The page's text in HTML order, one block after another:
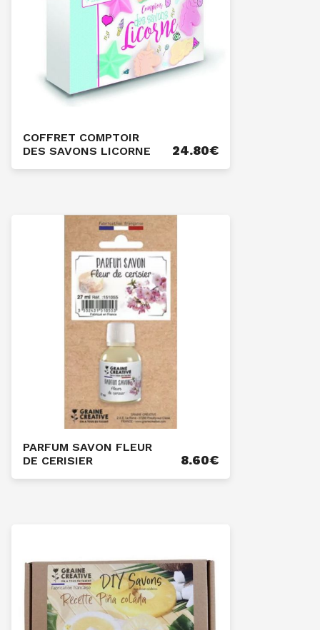
COFFRET COMPTOIR
DES SAVONS LICORNE
24.80€
PARFUM SAVON FLEUR
DE CERISIER
8.60€